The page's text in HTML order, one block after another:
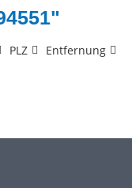
PLZ
Entfernung